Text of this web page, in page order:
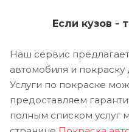
Если кузов -
Наш сервис
автомобиля и покраску
Услуги по покраске
предоставляем
полным списком услуг